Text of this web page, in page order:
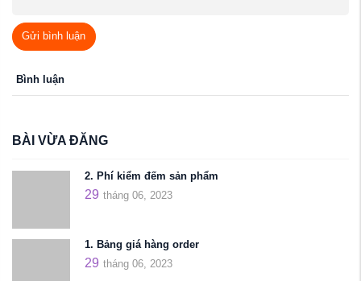
Gửi bình luận
Bình luận
BÀI VỪA ĐĂNG
2. Phí kiểm đếm sản phẩm
29 tháng 06, 2023
1. Bảng giá hàng order
29 tháng 06, 2023